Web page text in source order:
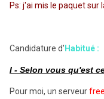
Ps: j'ai mis le paquet sur
Candidature d' Habitué :
I - Selon vous qu'est
Pour moi, un serveur